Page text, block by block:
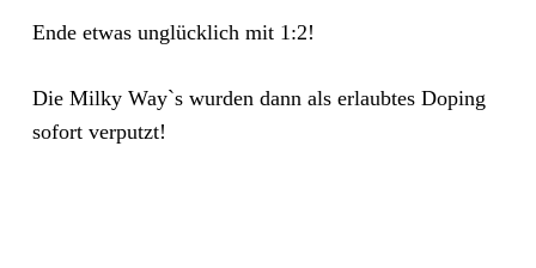
Ende etwas unglücklich mit 1:2!
Die Milky Way`s wurden dann als erlaubtes Doping
sofort verputzt!